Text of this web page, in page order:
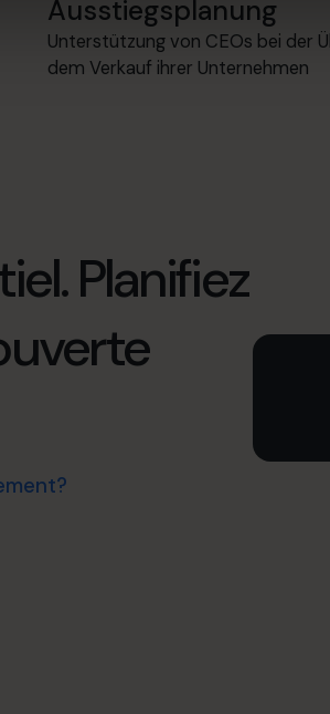
Ausstiegsplanung
Unterstützung von CEOs bei der
dem Verkauf ihrer Unternehmen
Planifiez